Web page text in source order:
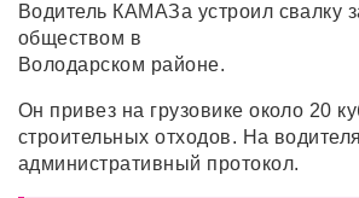
Водитель КАМАЗа устроил свалку
обществом в
Володарском районе.
Он привез на грузовике около 20
строительных отходов. На
административный протокол.